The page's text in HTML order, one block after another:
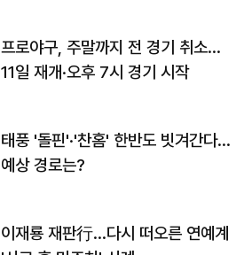
프로야구, 주말까지 전 경기 취소…
11일 재개·오후 7시 경기 시작
태풍 '돌핀'·'찬홈' 한반도 빗겨간다…
예상 경로는?
이재룡 재판行…다시 떠오른 연예계